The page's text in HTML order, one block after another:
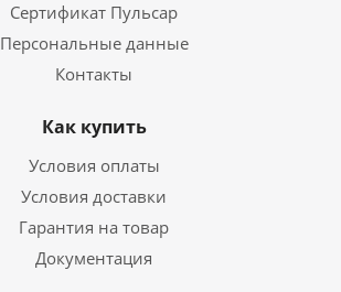
Сертификат Пульсар
Персональные данные
Контакты
Как купить
Условия оплаты
Условия доставки
Гарантия на товар
Документация